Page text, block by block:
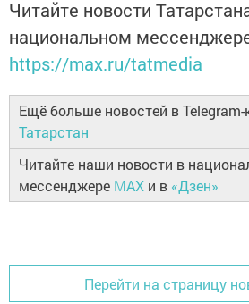
Читайте новости
национальном
https://max.ru/tatmedia
Ещё больше новостей в Telegram-
Татарстан
Читайте наши новости в
мессенджере MAX и в «Дзен»
Перейти на страницу